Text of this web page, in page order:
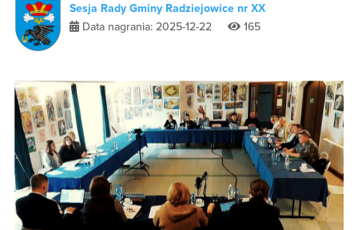
Sesja Rady Gminy Radziejowice nr XX
Data nagrania: 2025-12-22
165